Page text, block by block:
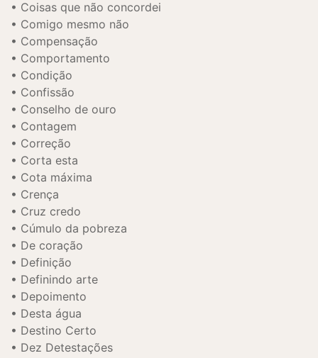
Coisas que não concordei
Comigo mesmo não
Compensação
Comportamento
Condição
Confissão
Conselho de ouro
Contagem
Correção
Corta esta
Cota máxima
Crença
Cruz credo
Cúmulo da pobreza
De coração
Definição
Definindo arte
Depoimento
Desta água
Destino Certo
Dez Detestações